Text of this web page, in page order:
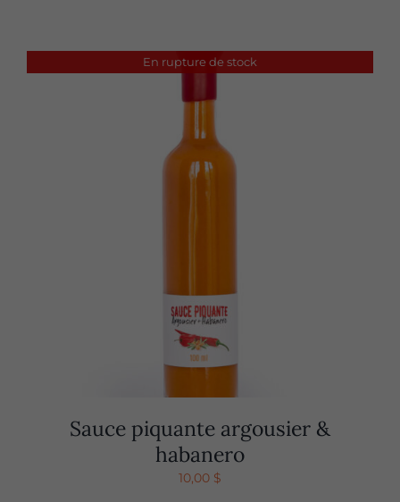
En rupture de stock
Sauce piquante argousier &
habanero
10,00 $